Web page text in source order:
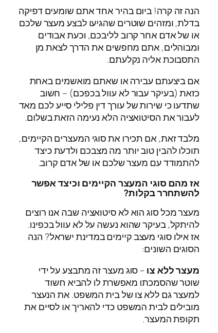
הנה זה קרה! ביום בהיר אחד אתם שומעים דפיקה
בדלת, ומזהים שוטרים שהגיעו לבצע מעצר שלכם
או של אדם אחר קרוב לליבכם, וכעת אבודים
ומבוהלים, אתם מחפשים את הדרך לצאת מן
התסבוכת אליה נקלעתם.
אם ביצעתם עבירה או שאתם מואשמים באחת
כזאת (בעיקר עבור לא עוול בכפכם) – חשוב
שתדעו כי שירות של עורך דין פלילי סייע לכם מאד
לעבור את הסיטואציה הלא נעימה הזאת בשלום.
מלבד זאת, אם תכירו את סוגי המעצרים הקיימים,
תוכלו להבין טוב יותר מה מצבכם ולדעת כיצד
להתמודד עם מעצר שלכם או של אדם קרוב.
אז מהם סוגי המעצר הקיימים וכיצד אפשר
להשתחרר בקלות?
מעצר מכל סוג הוא לא סיטואציה שבה אנו רוצים
להיתקל, בעיקר שהוא נעשה על לא עוול בכפינו.
אז אילו סוגי מעצב קיימים במדינת ישראל? הנה
הסוגים השונים:
מעצר ללא צו – סוג מעצר זה מתבצע על ידי
שוטר שהסמכתו מאפשרת לו להביא חשוד
למעצר גם ללא צו של בית המשפט. את הנעצר
מובילים לבית המשפט כדי להאריך או לסיים את
תקופת המעצר.